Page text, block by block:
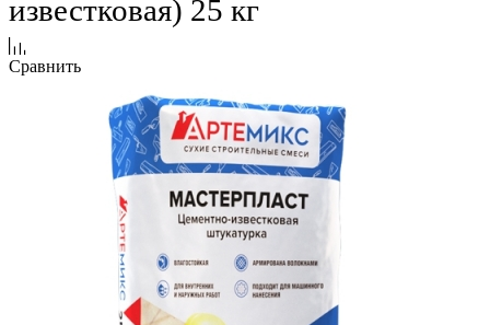
известковая) 25 кг
Сравнить